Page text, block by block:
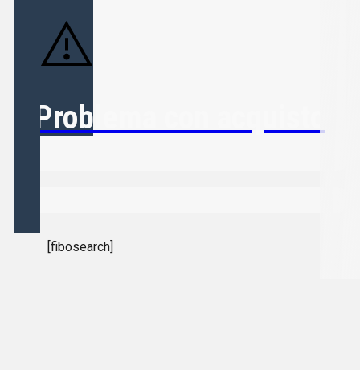
Problema con acquisto
[fibosearch]